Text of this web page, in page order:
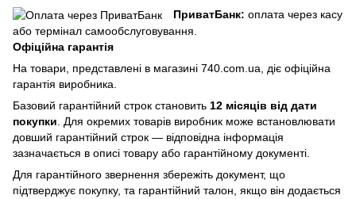
ПриватБанк: оплата через касу
або термінал самообслуговування.
Офіційна гарантія
На товари, представлені в магазині 740.com.ua, діє офіційна
гарантія виробника.
Базовий гарантійний строк становить 12 місяців від дати
покупки . Для окремих товарів виробник може встановлювати
довший гарантійний строк — відповідна інформація
зазначається в описі товару або гарантійному документі.
Для гарантійного звернення збережіть документ, що
підтверджує покупку, та гарантійний талон, якщо він додається